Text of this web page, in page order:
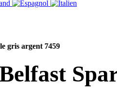
gris argent 7459